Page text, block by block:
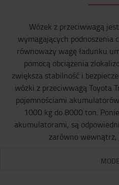
Wózek z przeciwwagą
wymagających podnoszenia
równoważy wagę ładunku
pomocą obciążenia
zwiększa stabilność i
wózki z przeciwwagą Toyota
pojemnościami
1000 kg do 8000 ton.
akumulatorami, są
zarówno